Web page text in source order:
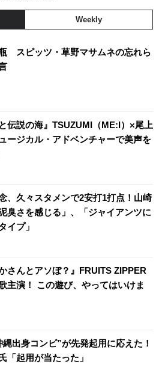
Weekly
スピッツ・草野マサムネの忘れら
と伝説の海』TSUZUMI（ME:I）×尾上
ージカル・アドベンチャーで美声を
、久々スタメンで2安打1打点！山崎
臭さを感じる」、「ジャイアンツに
イプ」
さんとアソぼ？』FRUITS ZIPPER
主演！ この遊び、やってはいけま
縄出身コンビ”が先発起用に応えた！
「起用が当たった」